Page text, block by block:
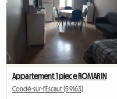
Appartement 1 piece ROMARIN
Condé-sur-l'Escaut (59163)